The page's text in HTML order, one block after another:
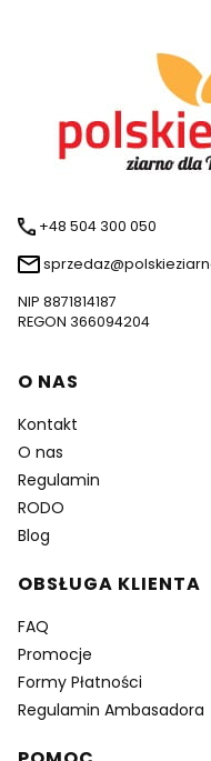
+48 504 300 050
NIP 8871814187
REGON 366094204
Linki w stopce
O NAS
Kontakt
O nas
Regulamin
RODO
Blog
OBSŁUGA KLIENTA
FAQ
Promocje
Formy Płatności
Regulamin Ambasadora